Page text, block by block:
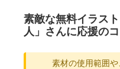
素敵な無料イラス
人」さんに応援の
素材の使用範囲